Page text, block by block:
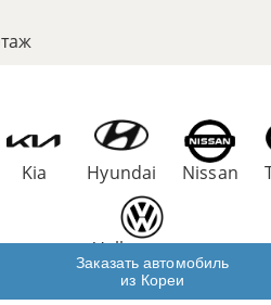
Kia Hyundai Nissan
Volkswagen
Заказать автомобиль
из Кореи